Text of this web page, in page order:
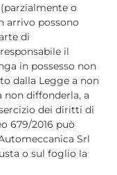
o
arrivo possono
di
il
in possesso non
dalla Legge a non
non diffonderla, a
dei diritti di
679/2016 può
Srl
o sul foglio la